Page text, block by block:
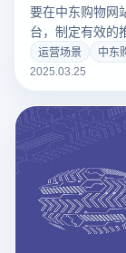
要在中东购物网
台，制定有效的
的可靠性和效率
运营场景
中东
2025.03.25